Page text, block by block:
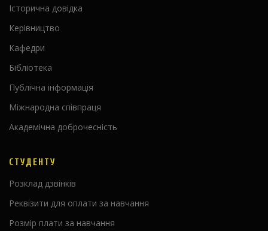
Історична довідка
Керівництво
Кафедри
Бібліотека
Публічна інформація
Міжнародна співпраця
Академічна доброчесність
СТУДЕНТУ
Розклад дзвінків
Реквізити для оплати за навчання
Розмір плати за навчання